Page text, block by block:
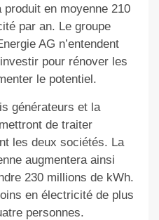
en moyenne 210
par an. Le groupe
AG n’entendent
pour rénover les
le potentiel.
générateurs et la
de traiter
les deux sociétés. La
augmentera ainsi
230 millions de kWh.
en électricité de plus
personnes.